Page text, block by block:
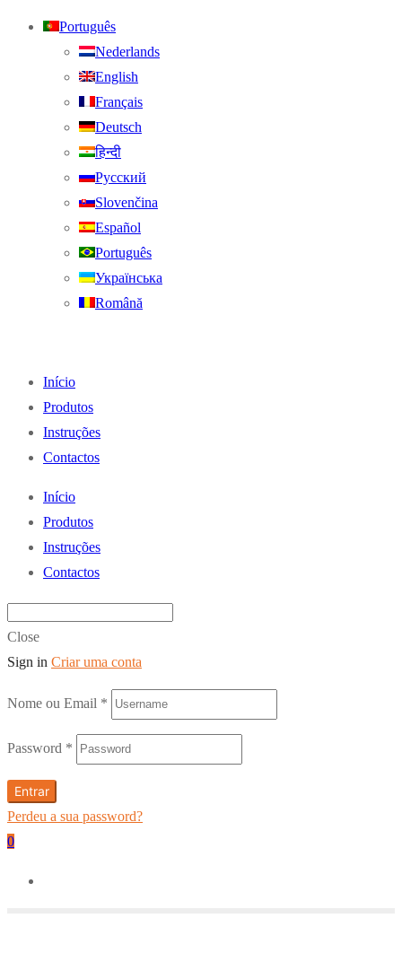
Português
Nederlands
English
Français
Deutsch
हिन्दी
Русский
Slovenčina
Español
Português
Українська
Română
Início
Produtos
Instruções
Contactos
Início
Produtos
Instruções
Contactos
Close
Sign in Criar uma conta
Nome ou Email *
Password *
Entrar
Perdeu a sua password?
0